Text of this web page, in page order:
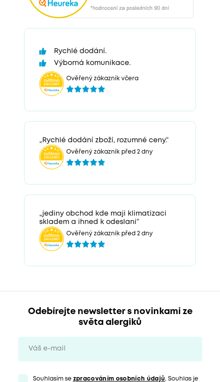
Rychlé dodání.
Výborná komunikace.
Ověřený zákazník včera
„Rychlé dodání zboží, rozumné ceny.“
Ověřený zákazník před 2 dny
„jediny obchod kde maji klimatizaci
skladem a ihned k odeslani“
Ověřený zákazník před 2 dny
Odebírejte newsletter s novinkami ze
světa alergiků
Souhlasím se zpracováním osobních údajů. Souhlas je